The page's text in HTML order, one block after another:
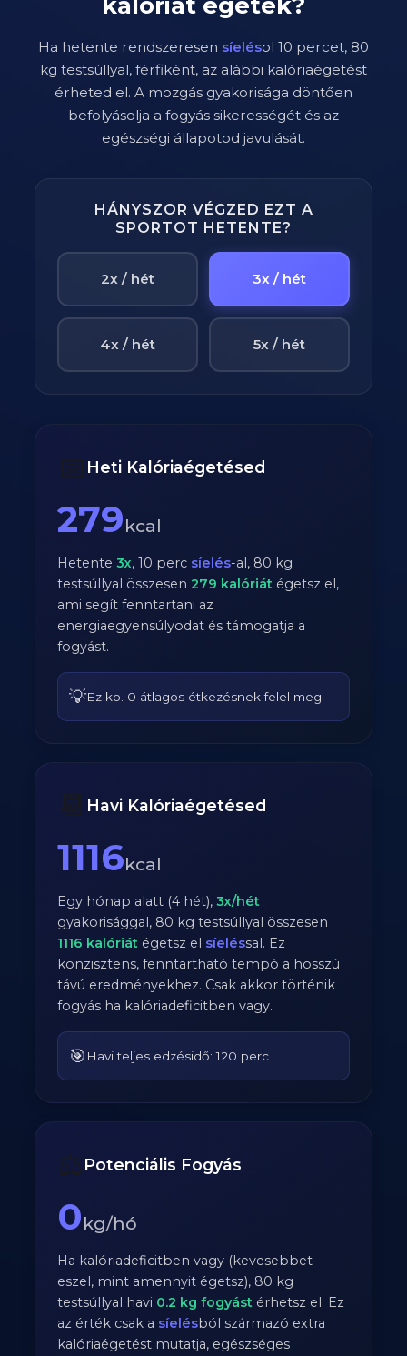
Ha hetente rendszeresen síelésol 10 percet, 80
kg testsúllyal, férfiként, az alábbi kalóriaégetést
érheted el. A mozgás gyakorisága döntően
befolyásolja a fogyás sikerességét és az
egészségi állapotod javulását.
HÁNYSZOR VÉGZED EZT A
SPORTOT HETENTE?
2x / hét 3x / hét
4x / hét 5x / hét
📅 Heti Kalóriaégetésed
279kcal
Hetente3x,10 perc síelés-al, 80 kg
testsúllyal összesen279 kalóriát égetsz el,
ami segít fenntartani az
energiaegyensúlyodat és támogatja a
fogyást.
💡Ez kb. 0 átlagos étkezésnek felel meg
📆 Havi Kalóriaégetésed
1116kcal
Egy hónap alatt (4 hét),3x/hét
gyakorisággal, 80 kg testsúllyal összesen
1116 kalóriát égetsz el síeléssal. Ez
konzisztens, fenntartható tempó a hosszú
távú eredményekhez. Csak akkor történik
fogyás ha kalóriadeficitben vagy.
🎯 Havi teljes edzésidő: 120 perc
⚖️ Potenciális Fogyás
0kg/hó
Ha kalóriadeficitben vagy (kevesebbet
eszel, mint amennyit égetsz), 80 kg
testsúllyal havi 0.2 kg fogyást érhetsz el. Ez
az érték csak a síelésból származó extra
kalóriaégetést mutatja, egészséges